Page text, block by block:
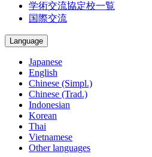
学術交流協定校一覧
国際交流
Language
Japanese
English
Chinese (Simpl.)
Chinese (Trad.)
Indonesian
Korean
Thai
Vietnamese
Other languages